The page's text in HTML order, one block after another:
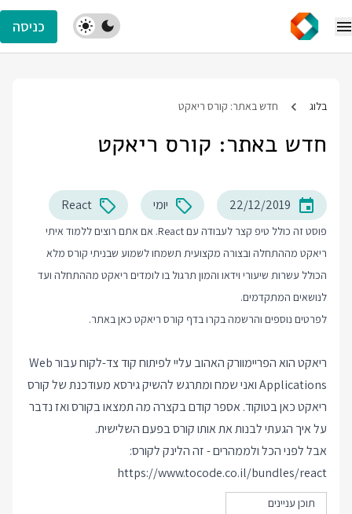
כניסה
בלוג חדש באתר: קורס ריאקט
חדש באתר: קורס ריאקט
22/12/2019 יומי React
פוסט זה כולל טיפ קצר לעבודה עם React. אם אתם רוצים ללמוד איתי
ריאקט מההתחלה ובצורה מקצועית תשמחו לשמוע שבניתי קורס מלא
הכולל עשרות שיעורי וידאו והמון תרגול בו לומדים ריאקט מההתחלה ועד
לנושאים המתקדמים.
לפרטים נוספים והרשמה בקרו בדף קורס ריאקט כאן באתר.
ריאקט הוא הפריימוורק האהוב עליי לפיתוח קוד צד-לקוח עבור Web
Applications ואני שמח ומתרגש להשיק גירסא מעודכנת של קורס
ריאקט כאן בטוקוד. אספר קודם בקצרה מה תמצאו בקורס ואז נדבר
על איך הגעתי לבנות את אותו קורס בפעם השלישית.
אבל לפני הכל ולממהרים - זה הלינק לקורס:
https://www.tocode.co.il/bundles/react
תוכן עניינים